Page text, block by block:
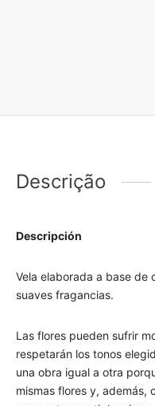
Descrição
Descripción
Vela elaborada a base de
suaves fragancias.
Las flores pueden sufrir
respetarán los tonos
una obra igual a otra
mismas flores y, además,